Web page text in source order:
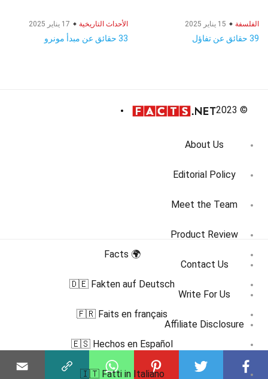
الفلسفة
39 حقائق عن تفاؤل
الأحداث التاريخية
33 حقائق عن مبدأ مونرو
© 2023
About Us
Editorial Policy
Meet the Team
Product Review
Contact Us
Write For Us
Affiliate Disclosure
DMCA
🌍 Facts
🇩🇪 Fakten auf Deutsch
🇫🇷 Faits en français
🇪🇸 Hechos en Español
🇮🇹 Fatti in Italiano